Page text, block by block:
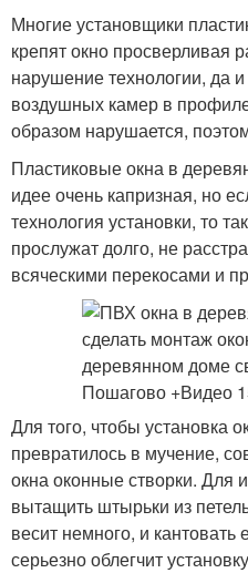
Многие установщики
крепят окно просверливая
нарушение технологии, да
воздушных камер в
образом нарушается,
Пластиковые окна в
идее очень капризная, но
технология установки, то
прослужат долго, не
всяческими перекосами и
Для того, чтобы установка
превратилось в мучение,
окна оконные створки. Для
вытащить штырьки из
весит немного, и кантовать
серьезно облегчит